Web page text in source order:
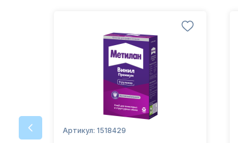
Артикул: 1518429